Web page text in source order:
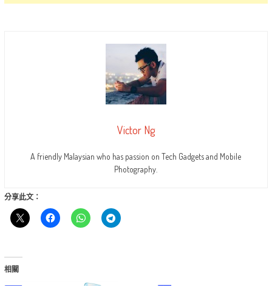
Victor Ng
A friendly Malaysian who has passion on Tech Gadgets and Mobile
Photography.
分享此文：
相關